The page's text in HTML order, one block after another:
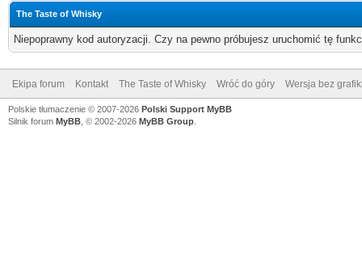
The Taste of Whisky
Niepoprawny kod autoryzacji. Czy na pewno próbujesz uruchomić tę
Ekipa forum Kontakt The Taste of Whisky Wróć do góry Wersja bez
Polskie tłumaczenie © 2007-2026 Polski Support MyBB
Silnik forum MyBB , © 2002-2026 MyBB Group